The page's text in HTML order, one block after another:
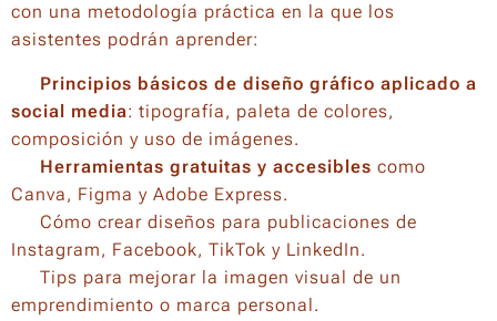
con una metodología práctica en la que los
asistentes podrán aprender:
Principios básicos de diseño gráfico aplicado a
social media: tipografía, paleta de colores,
composición y uso de imágenes.
Herramientas gratuitas y accesibles como
Canva, Figma y Adobe Express.
✅ Cómo crear diseños para publicaciones de
Instagram, Facebook, TikTok y LinkedIn.
✅ Tips para mejorar la imagen visual de un
emprendimiento o marca personal.